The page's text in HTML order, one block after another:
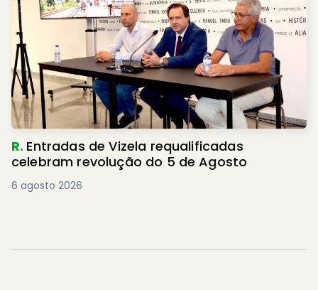
R. Entradas de Vizela requalificadas
celebram revolução do 5 de Agosto
6 agosto 2026